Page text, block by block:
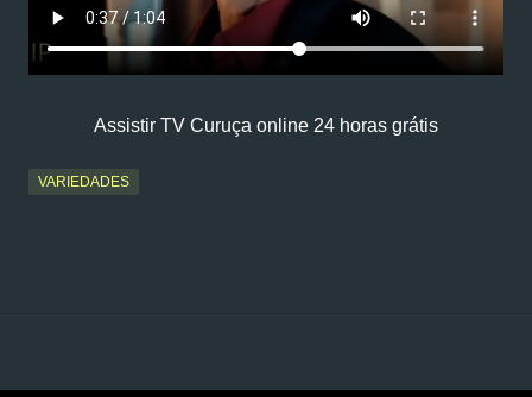
Assistir TV Curuça online 24 horas grátis
VARIEDADES